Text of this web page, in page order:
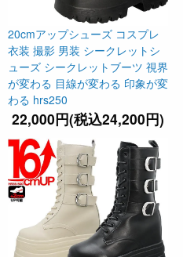
20cmアップシューズ コスプレ
衣装 撮影 男装 シークレットシ
ューズ シークレットブーツ 視界
が変わる 目線が変わる 印象が変
わる hrs250
22,000円(税込24,200円)